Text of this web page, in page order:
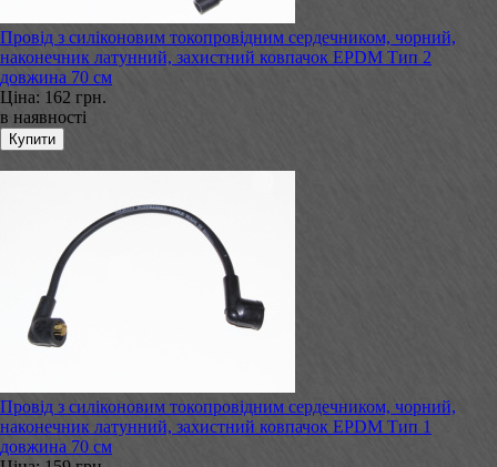
Провід з силіконовим токопровідним сердечником, чорний,
наконечник латунний, захистний ковпачок EPDM Тип 2
довжина 70 см
Ціна: 162 грн.
в наявності
Провід з силіконовим токопровідним сердечником, чорний,
наконечник латунний, захистний ковпачок EPDM Тип 1
довжина 70 см